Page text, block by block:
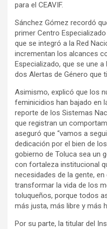
para el CEAVIF.
Sánchez Gómez recordó
primer Centro
que se integró a la Red
incrementan los alcances
Especializado, que se une
dos Alertas de Género que
Asimismo, explicó que los
feminicidios han bajado en
reporte de los Sistemas
que registran un
aseguró que “vamos a
dedicación por el bien de
gobierno de Toluca sea un
con fortaleza institucional
necesidades de la gente,
transformar la vida de los
toluqueños, porque todos
más justa, más libre y más
Por su parte, la titular del